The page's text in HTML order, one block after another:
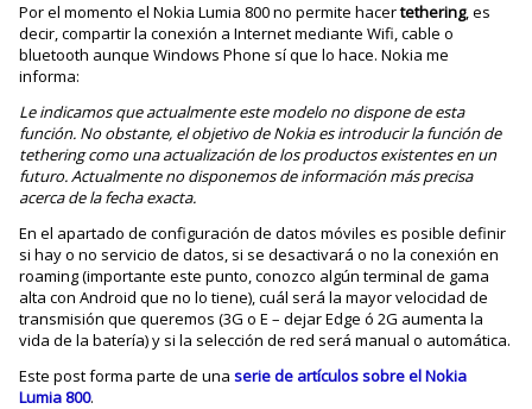
Por el momento el Nokia Lumia 800 no permite hacertethering, es
decir, compartir la conexión a Internet mediante Wifi, cable o
bluetooth aunque Windows Phone sí que lo hace. Nokia me
informa:
Le indicamos que actualmente este modelo no dispone de esta
función. No obstante, el objetivo de Nokia es introducir la función de
tethering como una actualización de los productos existentes en un
futuro. Actualmente no disponemos de información más precisa
acerca de la fecha exacta.
En el apartado de configuración de datos móviles es posible definir
si hay o no servicio de datos, si se desactivará o no la conexión en
roaming (importante este punto, conozco algún terminal de gama
alta con Android que no lo tiene), cuál será la mayor velocidad de
transmisión que queremos (3G o E – dejar Edge ó 2G aumenta la
vida de la batería) y si la selección de red será manual o automática.
Este post forma parte de unaserie de artículos sobre el Nokia
Lumia 800.